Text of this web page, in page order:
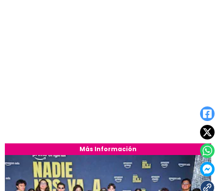
Más Información